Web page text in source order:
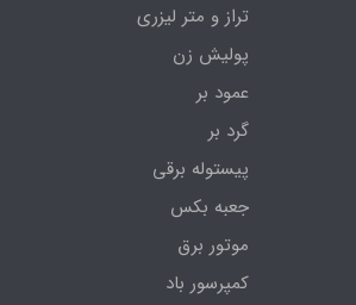
تراز و متر لیزری
پولیش زن
عمود بر
گرد بر
پیستوله برقی
جعبه بکس
موتور برق
کمپرسور باد